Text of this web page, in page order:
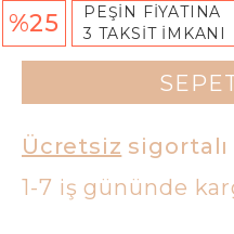
%25
PEŞİN FİYATINA
3 TAKSİT İMKANI
Ücretsiz
1-7 iş gününde